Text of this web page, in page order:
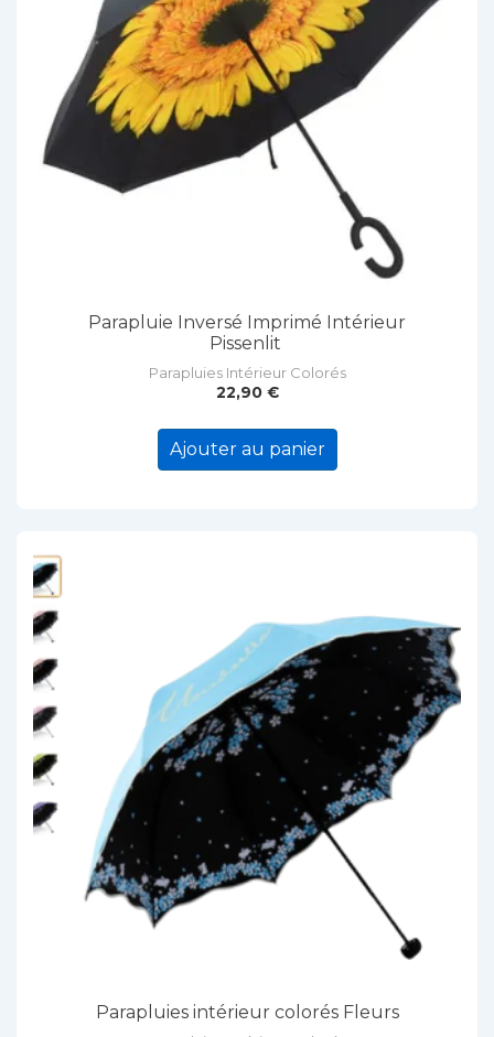
Parapluie Inversé Imprimé Intérieur
Pissenlit
Parapluies Intérieur Colorés
22,90 €
Ajouter au panier
Parapluies intérieur colorés Fleurs